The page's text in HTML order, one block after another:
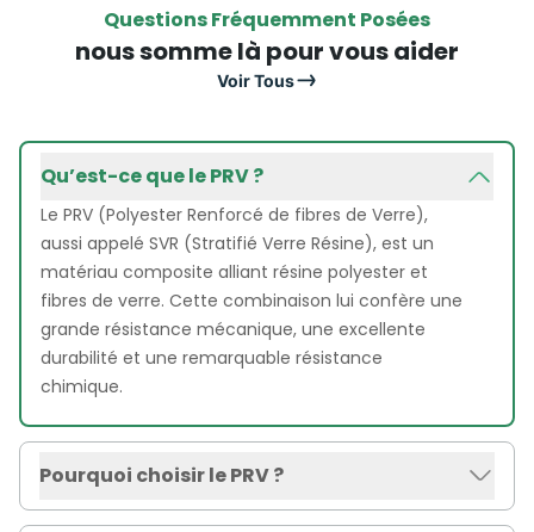
Questions Fréquemment Posées
nous somme là pour vous aider
Voir Tous
Qu’est-ce que le PRV ?
Le PRV (Polyester Renforcé de fibres de Verre),
aussi appelé SVR (Stratifié Verre Résine), est un
matériau composite alliant résine polyester et
fibres de verre. Cette combinaison lui confère une
grande résistance mécanique, une excellente
durabilité et une remarquable résistance
chimique.
Pourquoi choisir le PRV ?